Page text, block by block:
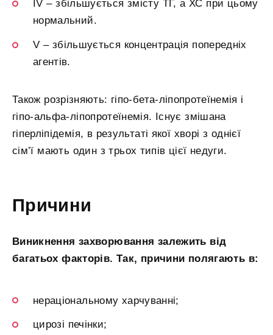
IV – збільшується змісту ТГ, а ХС при цьому
нормальний.
V – збільшується концентрація попередніх
агентів.
Також розрізняють: гіпо-бета-ліпопротеїнемія і
гіпо-альфа-ліпопротеїнемія. Існує змішана
гіперліпідемія, в результаті якої хворі з однієї
сім’ї мають один з трьох типів цієї недуги.
Причини
Виникнення захворювання залежить від
багатьох факторів. Так, причини полягають в:
нераціональному харчуванні;
цирозі печінки;